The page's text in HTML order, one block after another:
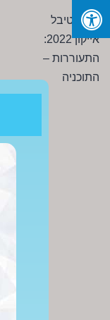
Skip
content
פסטיבל
אייקון
2022:
התעוררות